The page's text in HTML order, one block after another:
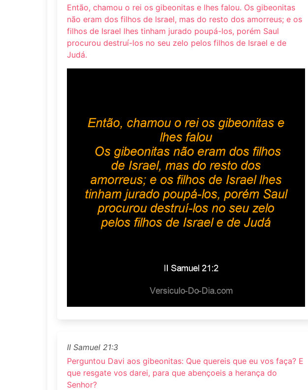
Então, chamou o rei os gibeonitas e lhes falou. Os gibeonitas
não eram dos filhos de Israel, mas do resto dos amorreus; e os
filhos de Israel lhes tinham jurado poupá-los, porém Saul
procurou destruí-los no seu zelo pelos filhos de Israel e de
Judá.
II Samuel 21:3
Perguntou Davi aos gibeonitas: Que quereis que eu vos faça? E
que resgate vos darei, para que abençoeis a herança do
Senhor?